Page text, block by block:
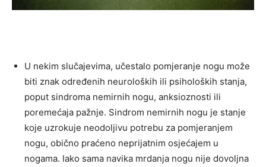
U nekim slučajevima, učestalo pomjeranje nogu može
biti znak određenih neuroloških ili psiholoških stanja,
poput sindroma nemirnih nogu, anksioznosti ili
poremećaja pažnje. Sindrom nemirnih nogu je stanje
koje uzrokuje neodoljivu potrebu za pomjeranjem
nogu, obično praćeno neprijatnim osjećajem u
nogama. Iako sama navika mrdanja nogu nije dovoljna